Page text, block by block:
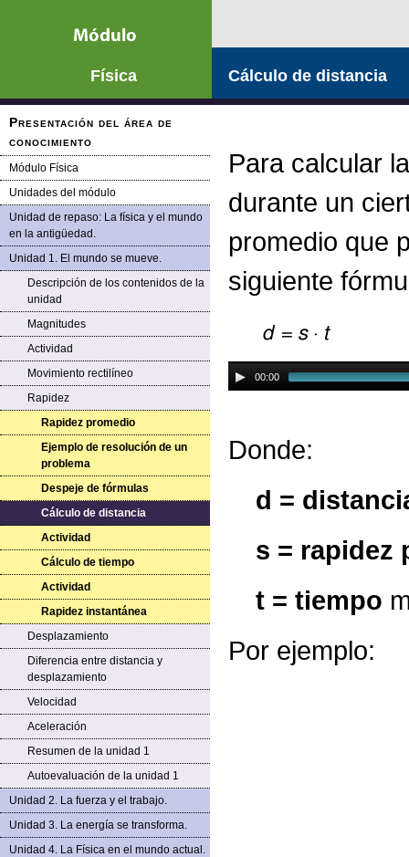
Física
Presentación del área de
conocimiento
Módulo Física
Unidades del módulo
Unidad de repaso: La física y el mundo
en la antigüedad.
Unidad 1. El mundo se mueve.
Descripción de los contenidos de la
unidad
Magnitudes
Actividad
Movimiento rectilíneo
Rapidez
Rapidez promedio
Ejemplo de resolución de un
problema
Despeje de fórmulas
Cálculo de distancia
Actividad
Cálculo de tiempo
Actividad
Rapidez instantánea
Desplazamiento
Diferencia entre distancia y
desplazamiento
Velocidad
Aceleración
Resumen de la unidad 1
Autoevaluación de la unidad 1
Unidad 2. La fuerza y el trabajo.
Unidad 3. La energía se transforma.
Unidad 4. La Física en el mundo actual.
Cálculo de distancia
Para calcular
durante un
promedio que
siguiente
00:00
Donde:
d =
s = rapidez
t = tiempo
Por ejemplo: